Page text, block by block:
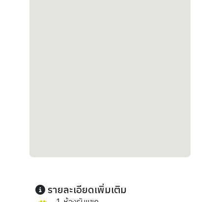
รายละเอียดเพิ่มเติม